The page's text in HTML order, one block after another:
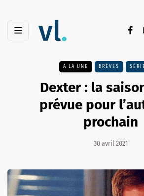
A LA UNE BRÈVES
Dexter : la
prévue pour
prochain
30 avril 2021